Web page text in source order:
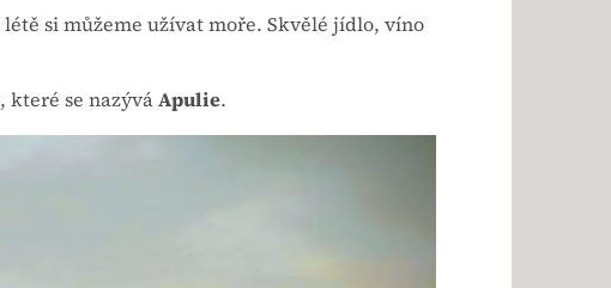
si můžeme užívat moře. Skvělé jídlo, víno
které se nazýváApulie.